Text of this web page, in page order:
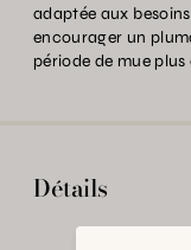
adaptée aux
encourager un
période de mue
Détails